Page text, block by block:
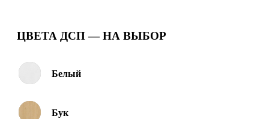
ЦВЕТА ДСП — НА ВЫБОР
Белый
Бук